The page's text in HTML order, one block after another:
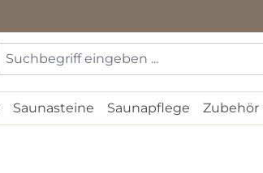
Saunasteine Saunapflege Zubehör